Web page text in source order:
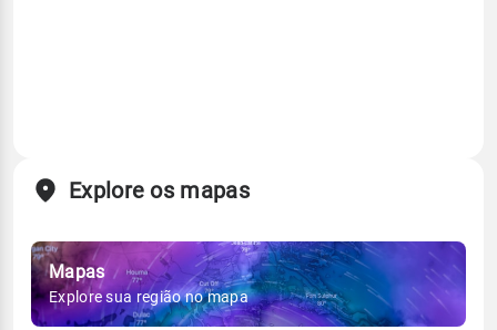
Explore os mapas
Mapas
Explore sua região no mapa